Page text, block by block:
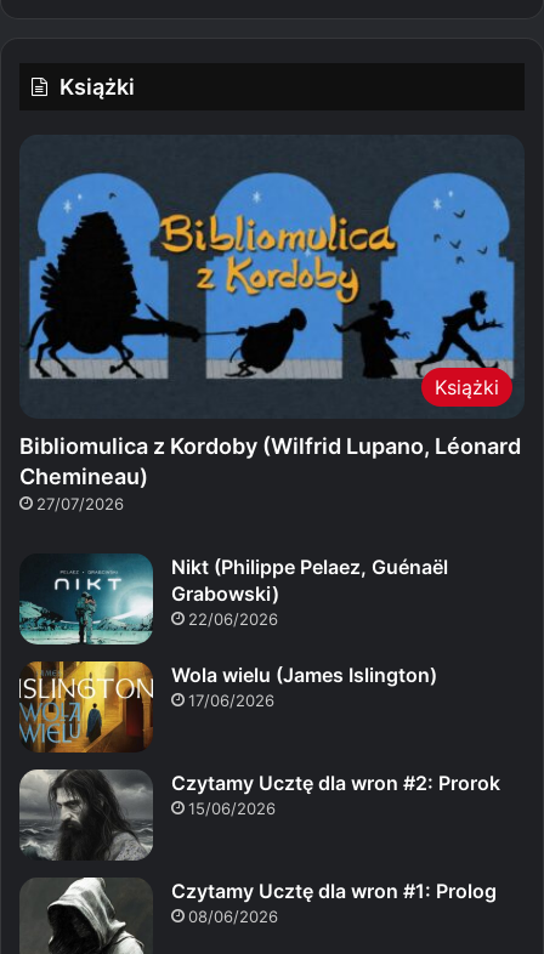
Książki
Książki
Bibliomulica z Kordoby (Wilfrid Lupano, Léonard
Chemineau)
27/07/2026
Nikt (Philippe Pelaez, Guénaël
Grabowski)
22/06/2026
Wola wielu (James Islington)
17/06/2026
Czytamy Ucztę dla wron #2: Prorok
15/06/2026
Czytamy Ucztę dla wron #1: Prolog
08/06/2026